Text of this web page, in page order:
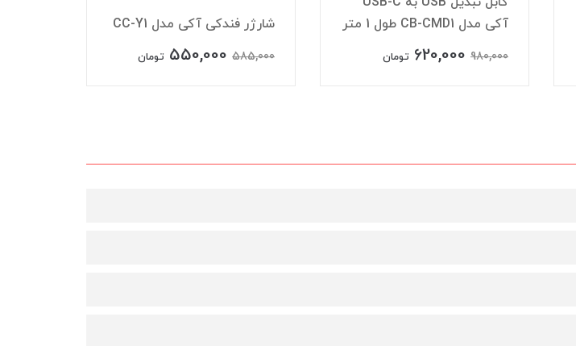
آکی مدل CB-CMD1 طول 1 متر
980,000
620,000 تومان
شارژر فندکی آکی مدل CC-Y1
585,000
550,000 تومان